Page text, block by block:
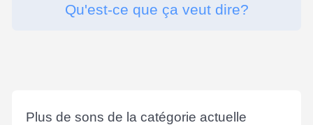
Qu'est-ce que ça veut dire?
Plus de sons de la catégorie actuelle